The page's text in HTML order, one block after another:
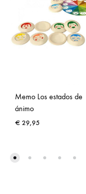
Memo Los estados de
ánimo
€ 29,95